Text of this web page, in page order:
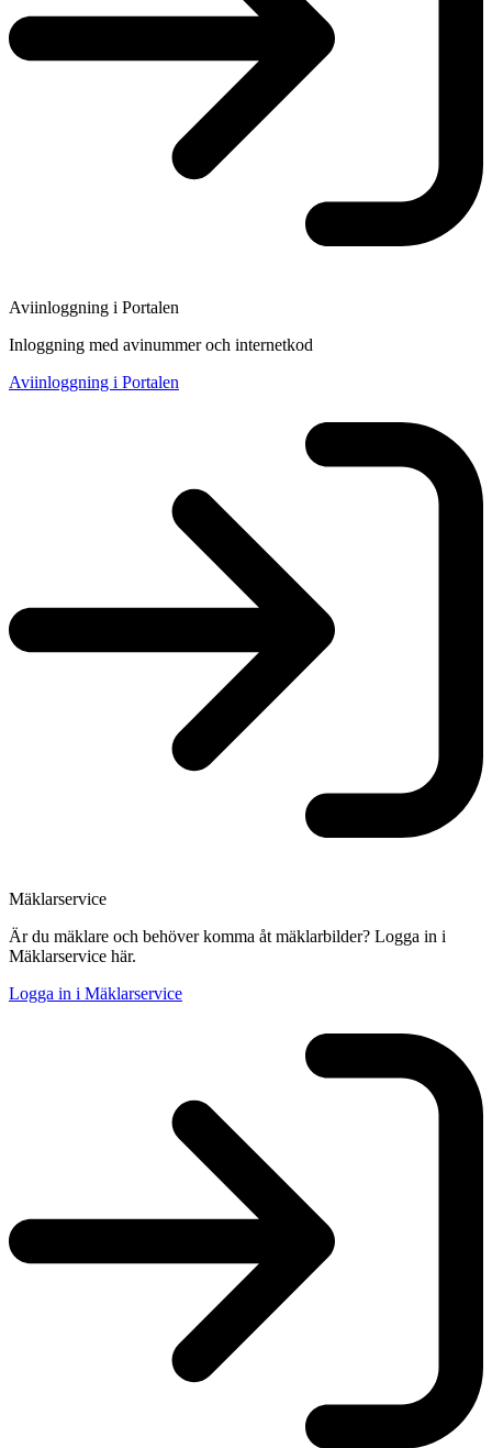
Aviinloggning i Portalen
Inloggning med avinummer och internetkod
Aviinloggning i Portalen
Mäklarservice
Är du mäklare och behöver komma åt mäklarbilder? Logga in i
Mäklarservice här.
Logga in i Mäklarservice